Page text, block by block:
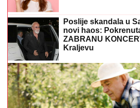
Posijte ovo u avgustu i berite
jeseni